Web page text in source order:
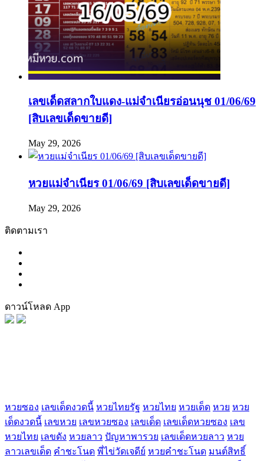
เลขเด็ดสลากใบแดง-แม่จำเนียรอ่อนนุช 01/06/69
[สิบเลขเด็ดขายดี]
May 29, 2026
หวยแม่จำเนียร 01/06/69 [สิบเลขเด็ดขายดี]
May 29, 2026
ติดตามเรา
ดาวน์โหลด App
หวยซอง เลขเด็ดงวดนี้ หวยไทยรัฐ หวยไทย หวยเด็ด หวย หวย
เด็ดงวดนี้ เลขหวย เลขหวยซอง เลขเด็ด เลขเด็ดหวยซอง เลข
หวยไทย เลขดัง หวยลาว ปัญหาพารวย เลขเด็ดหวยลาว หวย
ลาวเลขเด็ด คำชะโนด พี่ไข่วัดเจดีย์ หวยคำชะโนด มนต์สิทธิ์